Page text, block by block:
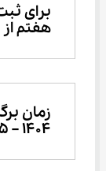
برای
هفتم از
زمان
1404 – 1405 چه تاریخی است؟